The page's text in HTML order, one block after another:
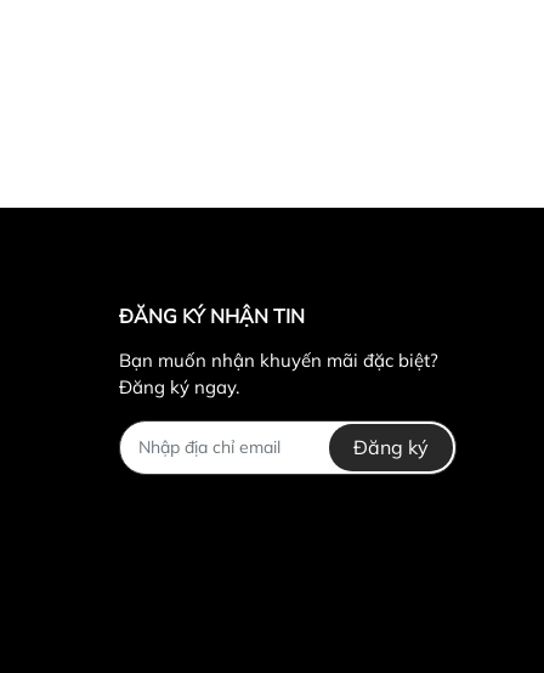
ĐĂNG KÝ NHẬN TIN
Bạn muốn nhận khuyến mãi đặc biệt?
Đăng ký ngay.
Đăng ký